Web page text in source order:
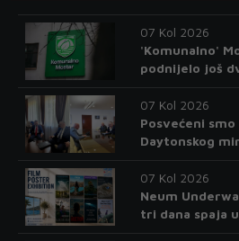
07 Kol 2026
'Komunalno'
podnijelo još
07 Kol 2026
Posvećeni
Daytonskog
07 Kol 2026
Neum
tri dana spaja